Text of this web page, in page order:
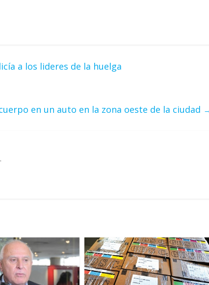
a los lideres de la huelga
en un auto en la zona oeste de la ciudad